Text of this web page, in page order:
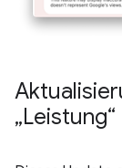
„Leistung“